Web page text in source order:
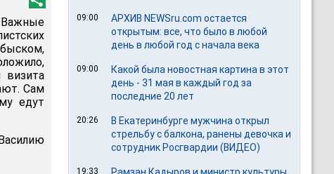
Сам
едут
09:00
АРХИВ NEWSru.com остается
открытым: все, что было в любой
день в любой год с начала века
09:00
Какой была новостная картина в этот
день - 31 мая в каждый год за
последние 20 лет
20:26
В Екатеринбурге мужчина открыл
стрельбу с балкона, ранены девочка и
сотрудник Росгвардии (ВИДЕО)
19:33